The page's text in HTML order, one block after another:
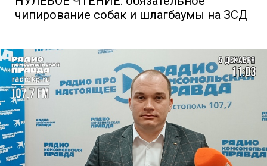
чипирование собак и шлагбаумы на ЗСД